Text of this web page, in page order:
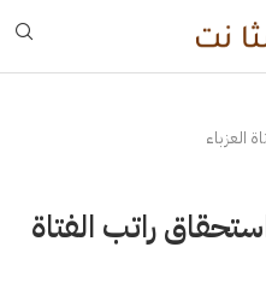
العزباء
راتب الفتاة